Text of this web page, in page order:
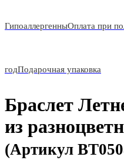
ГипоаллергенныОплата при
годПодарочная упаковка
Браслет
из
(Артикул